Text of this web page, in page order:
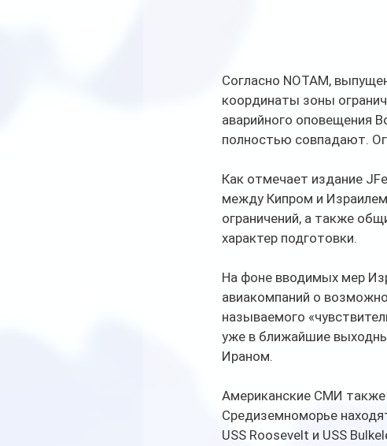
Согласно NOTAM,
координаты зоны
аварийного оповещения
полностью совпадают.
Как отмечает издание
между Кипром и
ограничений, а также
характер подготовки.
На фоне вводимых мер
авиакомпаний о
называемого
уже в ближайшие
Ираном.
Американские СМИ
Средиземноморье
USS Roosevelt и USS